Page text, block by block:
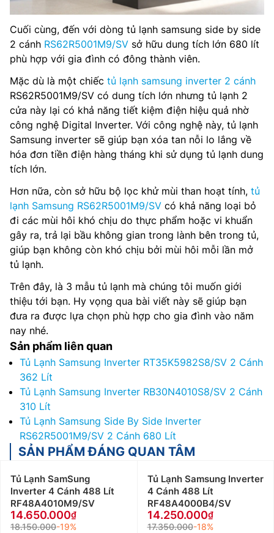
Cuối cùng, đến với dòng tủ lạnh samsung side by side
2 cánh RS62R5001M9/SV sở hữu dung tích lớn 680 lít
phù hợp với gia đình có đông thành viên.
Mặc dù là một chiếc tủ lạnh samsung inverter 2 cánh
RS62R5001M9/SV có dung tích lớn nhưng tủ lạnh 2
cửa này lại có khả năng tiết kiệm điện hiệu quả nhờ
công nghệ Digital Inverter. Với công nghệ này, tủ lạnh
Samsung inverter sẽ giúp bạn xóa tan nỗi lo lắng về
hóa đơn tiền điện hàng tháng khi sử dụng tủ lạnh dung
tích lớn.
Hơn nữa, còn sở hữu bộ lọc khử mùi than hoạt tính, tủ
lạnh Samsung RS62R5001M9/SV có khả năng loại bỏ
đi các mùi hôi khó chịu do thực phẩm hoặc vi khuẩn
gây ra, trả lại bầu không gian trong lành bên trong tủ,
giúp bạn không còn khó chịu bởi mùi hôi mỗi lần mở
tủ lạnh.
Trên đây, là 3 mẫu tủ lạnh mà chúng tôi muốn giới
thiệu tới bạn. Hy vọng qua bài viết này sẽ giúp bạn
đưa ra được lựa chọn phù hợp cho gia đình vào năm
nay nhé.
Sản phẩm liên quan
Tủ Lạnh Samsung Inverter RT35K5982S8/SV 2 Cánh
362 Lít
Tủ Lạnh Samsung Inverter RB30N4010S8/SV 2 Cánh
310 Lít
Tủ Lạnh Samsung Side By Side Inverter
RS62R5001M9/SV 2 Cánh 680 Lít
SẢN PHẨM ĐÁNG QUAN TÂM
Tủ Lạnh SamSung
Inverter 4 Cánh 488 Lít
RF48A4010M9/SV
14.650.000
18.150.000-19%
Tủ Lạnh Samsung Inverter
4 Cánh 488 Lít
RF48A4000B4/SV
14.250.000
17.350.000-18%